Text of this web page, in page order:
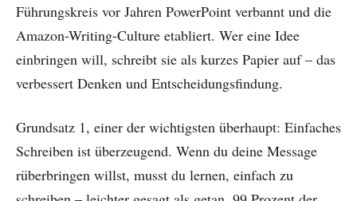
Führungskreis vor Jahren PowerPoint verbannt und die
Amazon-Writing-Culture etabliert. Wer eine Idee
einbringen will, schreibt sie als kurzes Papier auf – das
verbessert Denken und Entscheidungsfindung.
Grundsatz 1, einer der wichtigsten überhaupt: Einfaches
Schreiben ist überzeugend. Wenn du deine Message
rüberbringen willst, musst du lernen, einfach zu